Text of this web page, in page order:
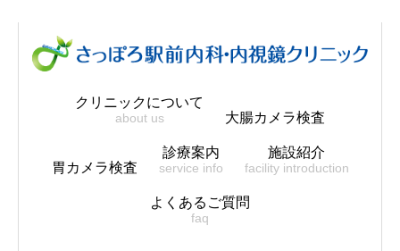
クリニックについて
about us 大腸カメラ検査
胃カメラ検査
診療案内
service info
施設紹介
facility introduction
よくあるご質問
faq